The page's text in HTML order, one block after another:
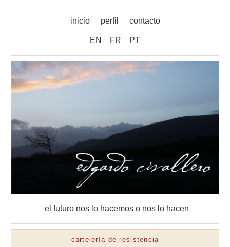
inicio perfil contacto
EN FR PT
el futuro nos lo hacemos o nos lo hacen
cartelería de resistencia